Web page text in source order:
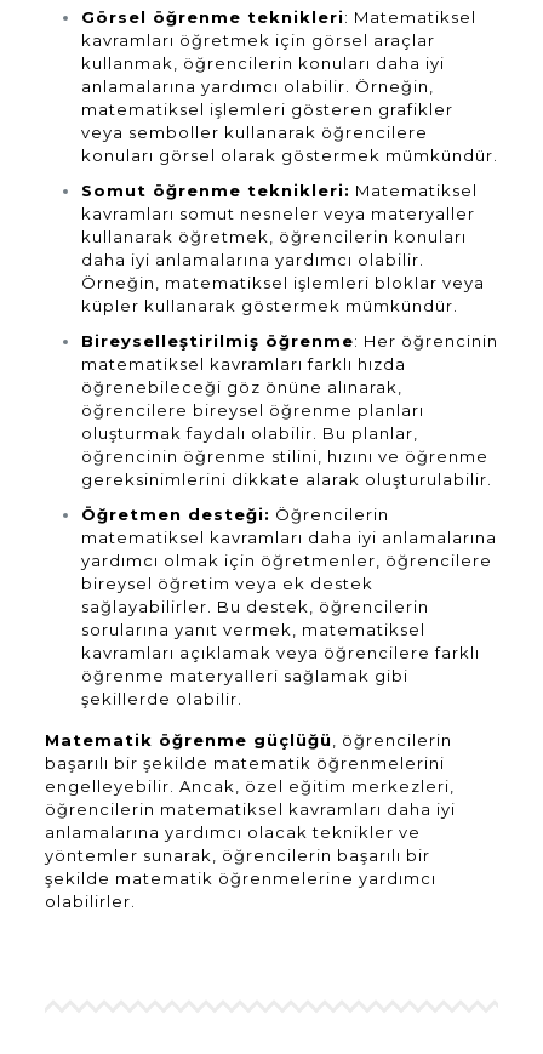
Görsel öğrenme teknikleri: Matematiksel
kavramları öğretmek için görsel araçlar
kullanmak, öğrencilerin konuları daha iyi
anlamalarına yardımcı olabilir. Örneğin,
matematiksel işlemleri gösteren grafikler
veya semboller kullanarak öğrencilere
konuları görsel olarak göstermek mümkündür.
Somut öğrenme teknikleri: Matematiksel
kavramları somut nesneler veya materyaller
kullanarak öğretmek, öğrencilerin konuları
daha iyi anlamalarına yardımcı olabilir.
Örneğin, matematiksel işlemleri bloklar veya
küpler kullanarak göstermek mümkündür.
Bireyselleştirilmiş öğrenme: Her öğrencinin
matematiksel kavramları farklı hızda
öğrenebileceği göz önüne alınarak,
öğrencilere bireysel öğrenme planları
oluşturmak faydalı olabilir. Bu planlar,
öğrencinin öğrenme stilini, hızını ve öğrenme
gereksinimlerini dikkate alarak oluşturulabilir.
Öğretmen desteği: Öğrencilerin
matematiksel kavramları daha iyi anlamalarına
yardımcı olmak için öğretmenler, öğrencilere
bireysel öğretim veya ek destek
sağlayabilirler. Bu destek, öğrencilerin
sorularına yanıt vermek, matematiksel
kavramları açıklamak veya öğrencilere farklı
öğrenme materyalleri sağlamak gibi
şekillerde olabilir.
Matematik öğrenme güçlüğü
, öğrencilerin
başarılı bir şekilde matematik öğrenmelerini
engelleyebilir. Ancak, özel eğitim merkezleri,
öğrencilerin matematiksel kavramları daha iyi
anlamalarına yardımcı olacak teknikler ve
yöntemler sunarak, öğrencilerin başarılı bir
şekilde matematik öğrenmelerine yardımcı
olabilirler.